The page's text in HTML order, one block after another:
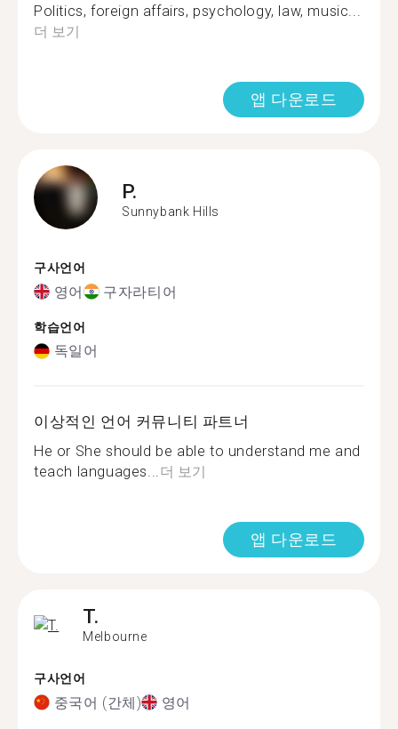
Politics, foreign affairs, psychology, law, music...
더 보기
앱 다운로드
P.
Sunnybank Hills
구사언어
영어 구자라티어
학습언어
독일어
이상적인 언어 커뮤니티 파트너
He or She should be able to understand me and
teach languages...더 보기
앱 다운로드
T.
Melbourne
구사언어
중국어 (간체) 영어